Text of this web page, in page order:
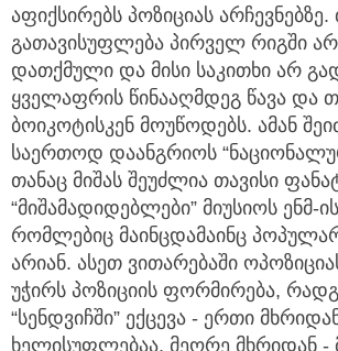
აფიქსირებს პოზიციას არჩევნებზე.
გათავისუფლება პირველ რიგში არ
დათქმული და მისი საკითხი არ
ყველაფრის წინააღმდეგ წავა და
ბოიკოტისკენ მოუწოდებს. ამან
საერთოდ დაანგრიოს
თანაც მიშას შეუძლია თავისი
“მიშამადიდებლები” მიუსიოს ენმ-
რომლებიც მაინცდამაინც
არიან. ასეთ ვითარებაში
უჭირს პოზიციის ფორმირება,
“სენდვიჩში” ექცევა - ერთი
ხელისუფლებაა, მეორე მხრიდან -